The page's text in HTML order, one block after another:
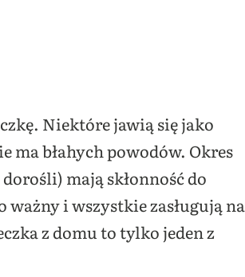
Niektóre jawią się jako
ma błahych powodów. Okres
mają skłonność do
i wszystkie zasługują na
z domu to tylko jeden z